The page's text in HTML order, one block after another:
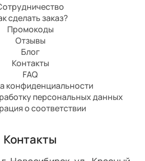
сделать заказ?
Промокоды
Отзывы
Блог
Контакты
FAQ
конфиденциальности
персональных данных
о соответствии
Контакты